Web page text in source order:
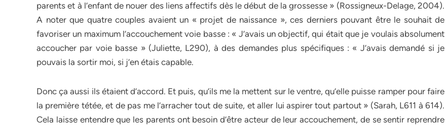
parents et à l’enfant de nouer des liens affectifs dès le début de la grossesse » (Rossigneux-Delage, 2004).
A noter que quatre couples avaient un « projet de naissance », ces derniers pouvant être le souhait de
favoriser un maximum l’accouchement voie basse : « J’avais un objectif, qui était que je voulais absolument
accoucher par voie basse » (Juliette, L290), à des demandes plus spécifiques : « J’avais demandé si je
pouvais la sortir moi, si j’en étais capable.
Donc ça aussi ils étaient d’accord. Et puis, qu’ils me la mettent sur le ventre, qu’elle puisse ramper pour faire
la première tétée, et de pas me l’arracher tout de suite, et aller lui aspirer tout partout » (Sarah, L611 à 614).
Cela laisse entendre que les parents ont besoin d’être acteur de leur accouchement, de se sentir reprendre